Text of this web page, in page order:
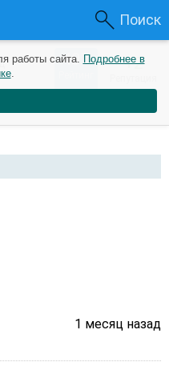
Поиск
407 +2
1 месяц назад
работы сайта. Подробнее в
.